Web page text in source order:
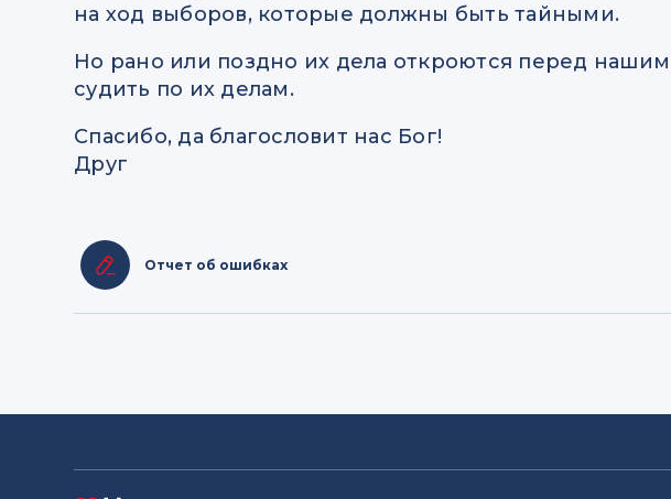
на ход выборов, которые должны быть тайными.
Но рано или поздно их дела откроются перед
судить по их делам.
Спасибо, да благословит нас Бог!
Друг
Отчет об ошибках